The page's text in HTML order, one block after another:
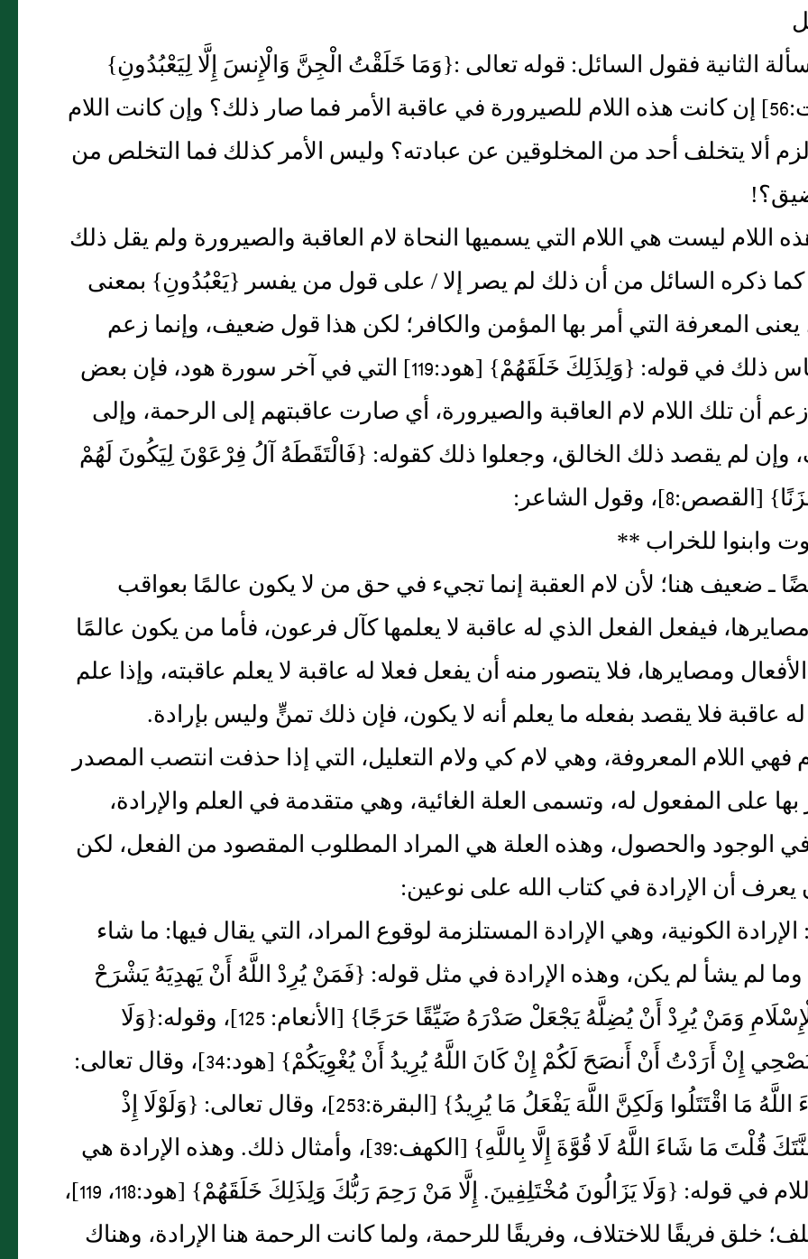
الثانية فقول السائل‏:‏ قوله تعالى ‏:‏‏{‏وَمَا خَلَقْتُ الْجِنَّ وَالْإِنسَ إِلَّا لِيَعْبُدُونِ‏}‏
‏[‏الذاريات‏:‏56‏]‏ إن كانت هذه اللام للصيرورة في عاقبة الأمر فما صار ذلك‏؟‏ وإن كانت اللام
ألا يتخلف أحد من المخلوقين عن عبادته‏؟‏ وليس الأمر كذلك فما التخلص من
اللام ليست هي اللام التي يسميها النحاة لام العاقبة والصيرورة ولم يقل ذلك
كما ذكره السائل من أن ذلك لم يصر إلا / على قول من يفسر ‏{‏يَعْبُدُونِ‏}‏ بمعنى
المعرفة التي أمر بها المؤمن والكافر؛ لكن هذا قول ضعيف، وإنما زعم
بعض الناس ذلك في قوله‏:‏ ‏{‏وَلِذَلِكَ خَلَقَهُمْ‏}‏ ‏[‏هود‏:‏119‏]‏ التي في آخر سورة هود، فإن بعض
أن تلك اللام لام العاقبة والصيرورة، أي صارت عاقبتهم إلى الرحمة، وإلى
وإن لم يقصد ذلك الخالق، وجعلوا ذلك كقوله‏:‏ ‏{‏فَالْتَقَطَهُ آلُ فِرْعَوْنَ لِيَكُونَ لَهُمْ
وقول الشاعر‏:‏
وابنوا للخراب **
ـ ضعيف هنا؛ لأن لام العقبة إنما تجيء في حق من لا يكون عالمًا بعواقب
فيفعل الفعل الذي له عاقبة لا يعلمها كآل فرعون، فأما من يكون عالمًا
ومصايرها، فلا يتصور منه أن يفعل فعلا له عاقبة لا يعلم عاقبته، وإذا علم
عاقبة فلا يقصد بفعله ما يعلم أنه لا يكون، فإن ذلك تمنٍّ وليس بإرادة‏.‏
فهي اللام المعروفة، وهي لام كي ولام التعليل، التي إذا حذفت انتصب المصدر
على المفعول له، وتسمى العلة الغائية، وهي متقدمة في العلم والإرادة،
الوجود والحصول، وهذه العلة هي المراد المطلوب المقصود من الفعل، لكن
يعرف أن الإرادة في كتاب الله على نوعين‏:‏
الكونية، وهي الإرادة المستلزمة لوقوع المراد، التي يقال فيها‏:‏ ما شاء
وما لم يشأ لم يكن، وهذه الإرادة في مثل قوله‏:‏ ‏{‏فَمَنْ يُرِدْ اللَّهُ أَنْ يَهدِيَهُ يَشْرَحْ
صَدْرَهُ لِلْإِسْلَامِ وَمَنْ يُرِدْ أَنْ يُضِلَّهُ يَجْعَلْ صَدْرَهُ ضَيِّقًا حَرَجًا‏}‏ ‏[‏الأنعام‏:‏ 125‏]‏، وقوله‏:‏‏{‏وَلَا
يَنفَعُكُمْ نُصْحِي إِنْ أَرَدْتُ أَنْ أَنصَحَ لَكُمْ إِنْ كَانَ اللَّهُ يُرِيدُ أَنْ يُغْوِيَكُمْ‏}‏ ‏[‏هود‏:‏34‏]‏، وقال تعالى‏:‏
‏{‏وَلَوْ شَاءَ اللَّهُ مَا اقْتَتَلُوا وَلَكِنَّ اللَّهَ يَفْعَلُ مَا يُرِيدُ‏}‏ ‏[‏البقرة‏:‏253‏]‏، وقال تعالى‏:‏ ‏{‏وَلَوْلَا إِذْ
دَخَلْتَ جَنَّتَكَ قُلْتَ مَا شَاءَ اللَّهُ لَا قُوَّةَ إِلَّا بِاللَّهِ‏}‏ ‏[‏الكهف‏:‏39‏]‏، وأمثال ذلك‏.‏ وهذه الإرادة هي
مدلول اللام في قوله‏:‏ ‏{‏وَلَا يَزَالُونَ مُخْتَلِفِينَ‏.‏ إِلَّا مَنْ رَحِمَ رَبُّكَ وَلِذَلِكَ خَلَقَهُمْ‏}‏ ‏[‏هود‏:‏118، 119‏]‏،
خلق فريقًا للاختلاف، وفريقًا للرحمة، ولما كانت الرحمة هنا الإرادة، وهناك